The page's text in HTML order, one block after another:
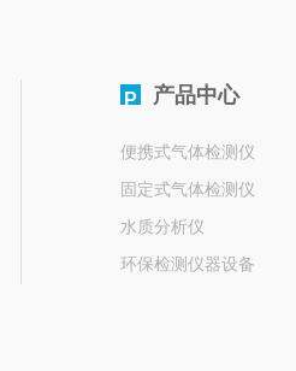
P 产品中心
便携式气体检测仪
固定式气体检测仪
水质分析仪
环保检测仪器设备